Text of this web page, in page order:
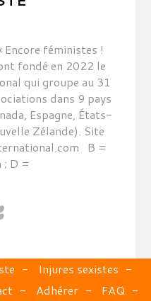
Encore féministes !
fondé en 2022 le
qui groupe au 31
dans 9 pays
Espagne, États-
Zélande). Site
B =
; D =
Injures sexistes
Adhérer FAQ